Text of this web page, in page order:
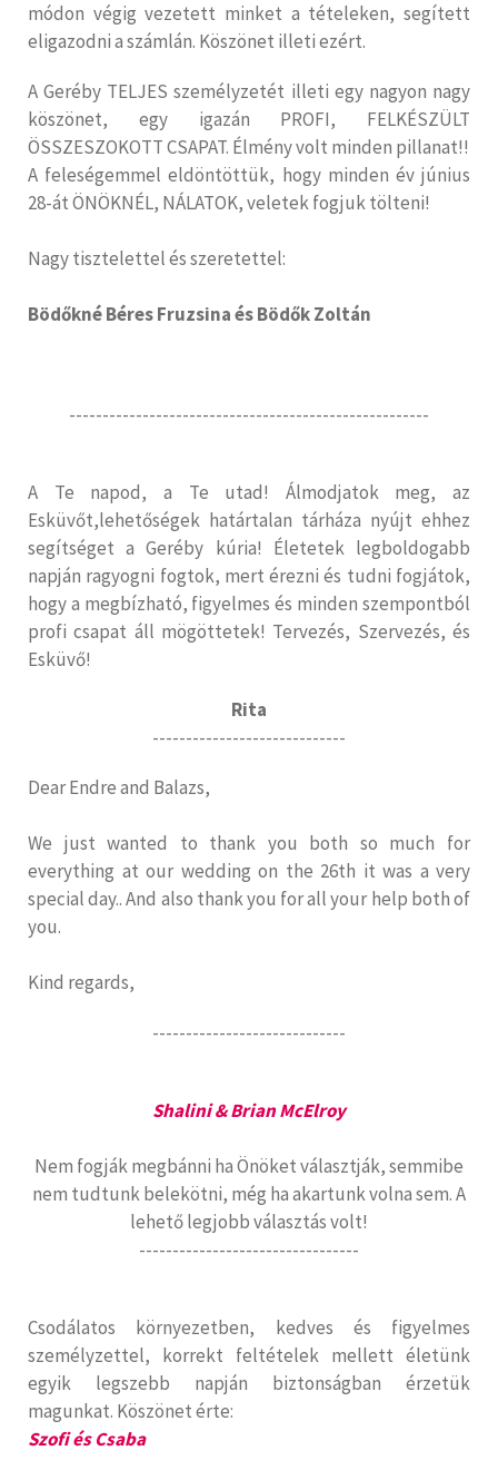
módon végig vezetett minket a tételeken, segített
eligazodni a számlán. Köszönet illeti ezért.
A Geréby TELJES személyzetét illeti egy nagyon nagy
köszönet, egy igazán PROFI, FELKÉSZÜLT
ÖSSZESZOKOTT CSAPAT. Élmény volt minden pillanat!!
A feleségemmel eldöntöttük, hogy minden év június
28-át ÖNÖKNÉL, NÁLATOK, veletek fogjuk tölteni!
Nagy tisztelettel és szeretettel:
Bödőkné Béres Fruzsina és Bödők Zoltán
------------------------------------------------------
A Te napod, a Te utad! Álmodjatok meg, az
Esküvőt,lehetőségek határtalan tárháza nyújt ehhez
segítséget a Geréby kúria! Életetek legboldogabb
napján ragyogni fogtok, mert érezni és tudni fogjátok,
hogy a megbízható, figyelmes és minden szempontból
profi csapat áll mögöttetek! Tervezés, Szervezés, és
Esküvő!
Rita
-----------------------------
Dear Endre and Balazs,
We just wanted to thank you both so much for
everything at our wedding on the 26th it was a very
special day.. And also thank you for all your help both of
you.
Kind regards,
-----------------------------
Shalini & Brian McElroy
Nem fogják megbánni ha Önöket választják, semmibe
nem tudtunk belekötni, még ha akartunk volna sem. A
lehető legjobb választás volt!
---------------------------------
Csodálatos környezetben, kedves és figyelmes
személyzettel, korrekt feltételek mellett életünk
egyik legszebb napján biztonságban érzetük
magunkat. Köszönet érte:
Szofi és Csaba